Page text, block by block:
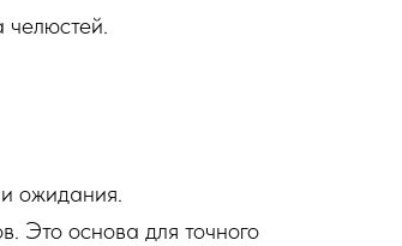
челюстей.
ожидания.
Это основа для точного